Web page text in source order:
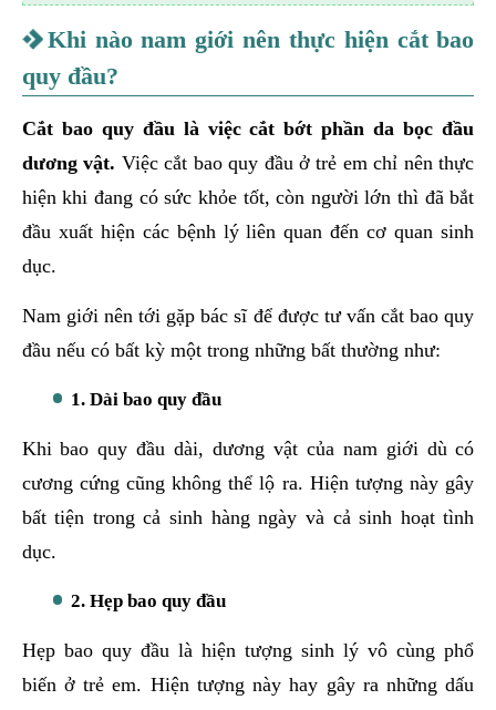
Khi nào nam giới nên thực hiện cắt bao
quy đầu?
Cắt bao quy đầu là việc cắt bớt phần da bọc đầu
dương vật. Việc cắt bao quy đầu ở trẻ em chỉ nên thực
hiện khi đang có sức khỏe tốt, còn người lớn thì đã bắt
đầu xuất hiện các bệnh lý liên quan đến cơ quan sinh
dục.
Nam giới nên tới gặp bác sĩ để được tư vấn cắt bao quy
đầu nếu có bất kỳ một trong những bất thường như:
1. Dài bao quy đầu
Khi bao quy đầu dài, dương vật của nam giới dù có
cương cứng cũng không thể lộ ra. Hiện tượng này gây
bất tiện trong cả sinh hàng ngày và cả sinh hoạt tình
dục.
2. Hẹp bao quy đầu
Hẹp bao quy đầu là hiện tượng sinh lý vô cùng phổ
biến ở trẻ em. Hiện tượng này hay gây ra những dấu